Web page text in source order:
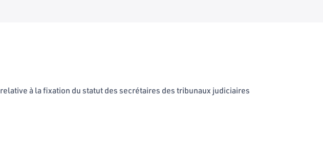
relative à la fixation du statut des secrétaires des tribunaux judiciaires